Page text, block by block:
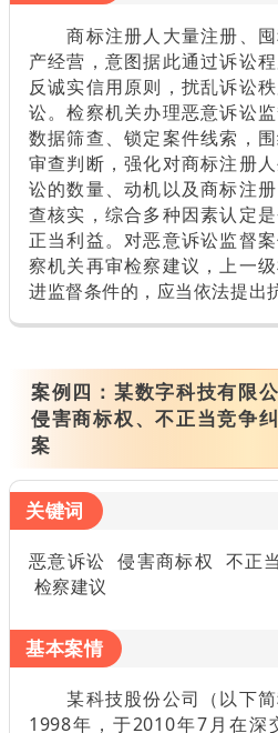
商标注册人大量注册、囤
产经营，意图据此通过诉讼
反诚实信用原则，扰乱诉讼
讼。检察机关办理恶意诉讼
数据筛查、锁定案件线索，
审查判断，强化对商标注册
讼的数量、动机以及商标注
查核实，综合多种因素认定
正当利益。对恶意诉讼监督
察机关再审检察建议，上一
进监督条件的，应当依法提出
案例四： 某数字科技有限
侵害商标权、不正当竞争
案
关键词
恶意诉讼 侵害商标权 不正
检察建议
基本案情
某科技股份公司（以下简
1998年，于2010年7月在深